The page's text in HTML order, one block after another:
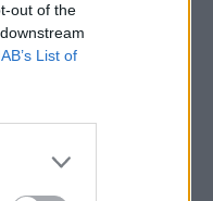
out of the
List of